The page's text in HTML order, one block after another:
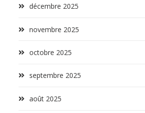
décembre 2025
novembre 2025
octobre 2025
septembre 2025
août 2025